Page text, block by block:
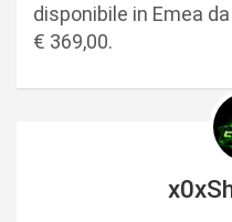
disponibile in Emea
€ 369,00.